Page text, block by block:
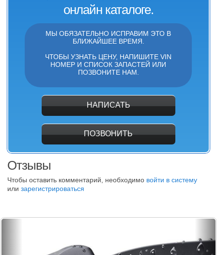
онлайн каталоге.
МЫ ОБЯЗАТЕЛЬНО ИСПРАВИМ ЭТО В
БЛИЖАЙШЕЕ ВРЕМЯ.
ЧТОБЫ УЗНАТЬ ЦЕНУ, НАПИШИТЕ VIN
НОМЕР И СПИСОК ЗАПАСТЕЙ ИЛИ
ПОЗВОНИТЕ НАМ.
НАПИСАТЬ
ПОЗВОНИТЬ
Отзывы
Чтобы оставить комментарий, необходимо войти в систему
или зарегистрироваться